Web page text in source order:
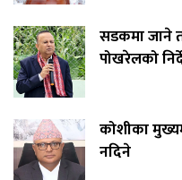
सडकमा जाने
पोखरेलको
कोशीका
नदिने